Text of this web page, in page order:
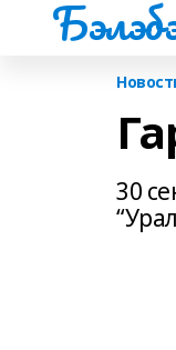
30